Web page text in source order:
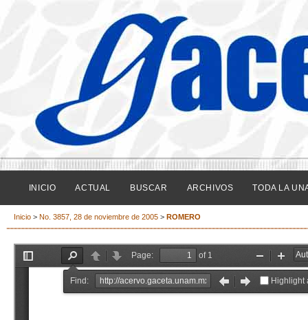
INICIO ACTUAL BUSCAR ARCHIVOS TODA LA
Inicio > No. 3857, 28 de noviembre de 2005 > ROMERO